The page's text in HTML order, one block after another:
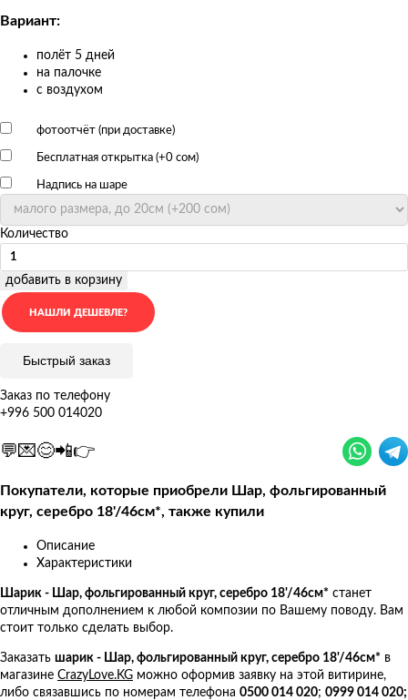
Вариант:
полёт 5 дней
на палочке
с воздухом
фотоотчёт (при доставке)
Бесплатная открытка (+0 сом)
Надпись на шаре
Количество
добавить в корзину
Быстрый заказ
Заказ по телефону
+996 500 014020
💬💌😊📲👉
Покупатели, которые приобрели Шар, фольгированный
круг, серебро 18'/46см*, также купили
Описание
Характеристики
Шарик - Шар, фольгированный круг, серебро 18'/46см* станет
отличным дополнением к любой композии по Вашему поводу. Вам
стоит только сделать выбор.
Заказать шарик - Шар, фольгированный круг, серебро 18'/46см* в
магазине CrazyLove.KG можно оформив заявку на этой витирине,
либо связавшись по номерам телефона 0500 014 020; 0999 014 020;